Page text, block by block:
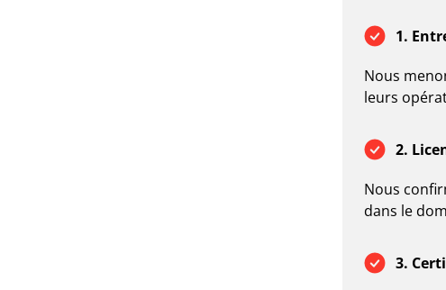
1.
Nous
leurs
2.
Nous
dans le
3.